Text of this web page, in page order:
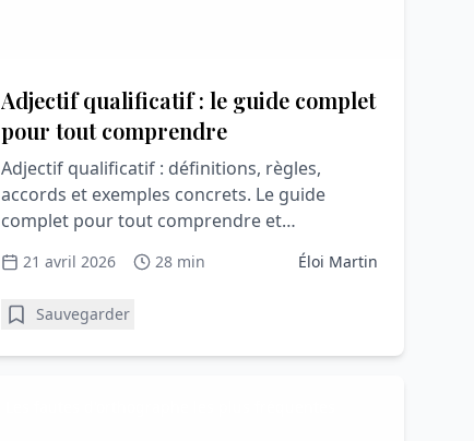
Adjectif qualificatif : le guide complet
pour tout comprendre
Adjectif qualificatif : définitions, règles,
accords et exemples concrets. Le guide
complet pour tout comprendre et
21 avril 2026 28 min Éloi Martin
Sauvegarder